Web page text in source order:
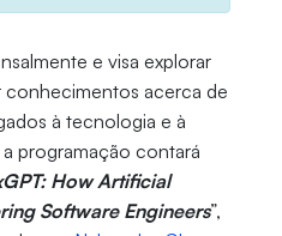
e visa explorar
conhecimentos acerca de
à tecnologia e à
programação contará
How Artificial
Software Engineers”,